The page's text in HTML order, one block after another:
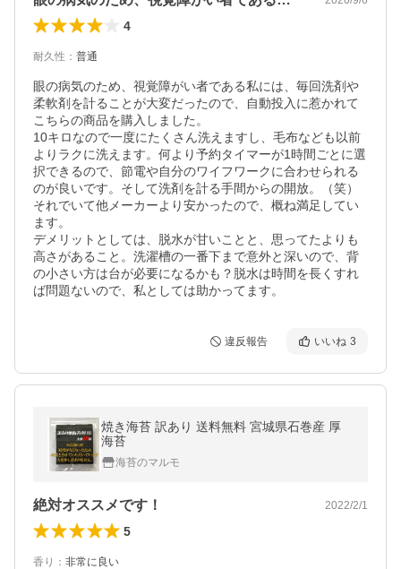
4
耐久性 ： 普通
眼の病気のため、視覚障がい者である私には、毎回洗剤や
柔軟剤を計ることが大変だったので、自動投入に惹かれて
こちらの商品を購入しました。
10キロなので一度にたくさん洗えますし、毛布なども以前
よりラクに洗えます。何より予約タイマーが1時間ごとに選
択できるので、節電や自分のワイフワークに合わせられる
のが良いです。そして洗剤を計る手間からの開放。（笑）
それでいて他メーカーより安かったので、概ね満足してい
ます。
デメリットとしては、脱水が甘いことと、思ってたよりも
高さがあること。洗濯槽の一番下まで意外と深いので、背
の小さい方は台が必要になるかも？脱水は時間を長くすれ
ば問題ないので、私としては助かってます。
違反報告 いいね 3
焼き海苔 訳あり 送料無料 宮城県石巻産 厚
海苔
海苔のマルモ
絶対オススメです！ 2022/2/1
5
香り ： 非常に良い